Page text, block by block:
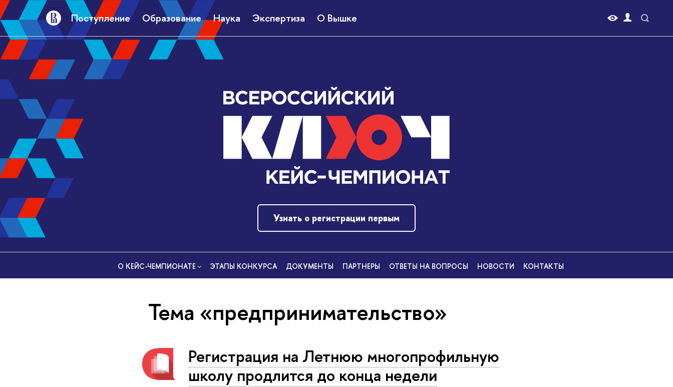
Поступление Образование Наука Экспертиза О Вышке
Узнать о регистрации первым
О КЕЙС-ЧЕМПИОНАТЕ ЭТАПЫ КОНКУРСА ДОКУМЕНТЫ ПАРТНЕРЫ ОТВЕТЫ НА ВОПРОСЫ НОВОСТИ КОНТАКТЫ
Тема «предпринимательство»
Регистрация на Летнюю многопрофильную
школу продлится до конца недели